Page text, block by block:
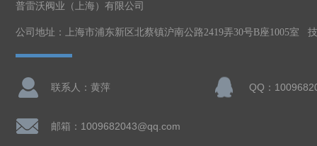
普雷沃阀业（上海）有限公司
公司地址：上海市浦东新区北蔡镇沪南公路2419弄30号B座1005室
联系人：黄萍 QQ：
邮箱：1009682043@qq.com